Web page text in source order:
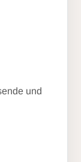
und